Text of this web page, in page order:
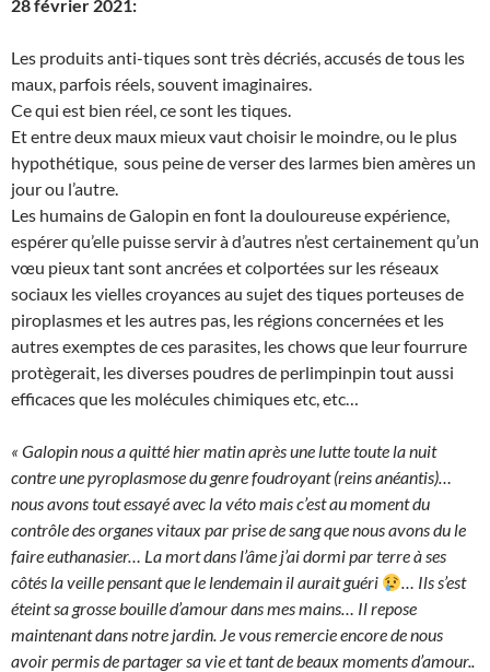
28 février 2021:
Les produits anti-tiques sont très décriés, accusés de tous les
maux, parfois réels, souvent imaginaires.
Ce qui est bien réel, ce sont les tiques.
Et entre deux maux mieux vaut choisir le moindre, ou le plus
hypothétique, sous peine de verser des larmes bien amères un
jour ou l’autre.
Les humains de Galopin en font la douloureuse expérience,
espérer qu’elle puisse servir à d’autres n’est certainement qu’un
vœu pieux tant sont ancrées et colportées sur les réseaux
sociaux les vielles croyances au sujet des tiques porteuses de
piroplasmes et les autres pas, les régions concernées et les
autres exemptes de ces parasites, les chows que leur fourrure
protègerait, les diverses poudres de perlimpinpin tout aussi
efficaces que les molécules chimiques etc, etc…
« Galopin nous a quitté hier matin après une lutte toute la nuit
contre une pyroplasmose du genre foudroyant (reins anéantis)…
nous avons tout essayé avec la véto mais c’est au moment du
contrôle des organes vitaux par prise de sang que nous avons du le
faire euthanasier… La mort dans l’âme j’ai dormi par terre à ses
côtés la veille pensant que le lendemain il aurait guéri
… Ils s’est
éteint sa grosse bouille d’amour dans mes mains… Il repose
maintenant dans notre jardin. Je vous remercie encore de nous
avoir permis de partager sa vie et tant de beaux moments d’amour..